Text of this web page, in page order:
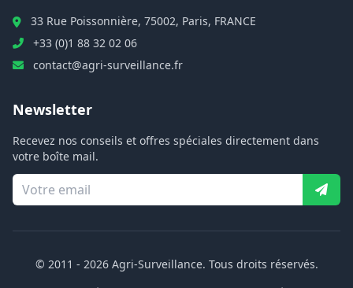
33 Rue Poissonnière, 75002, Paris, FRANCE
+33 (0)1 88 32 02 06
contact@agri-surveillance.fr
Newsletter
Recevez nos conseils et offres spéciales directement dans
votre boîte mail.
© 2011 - 2026Agri-Surveillance. Tous droits réservés.